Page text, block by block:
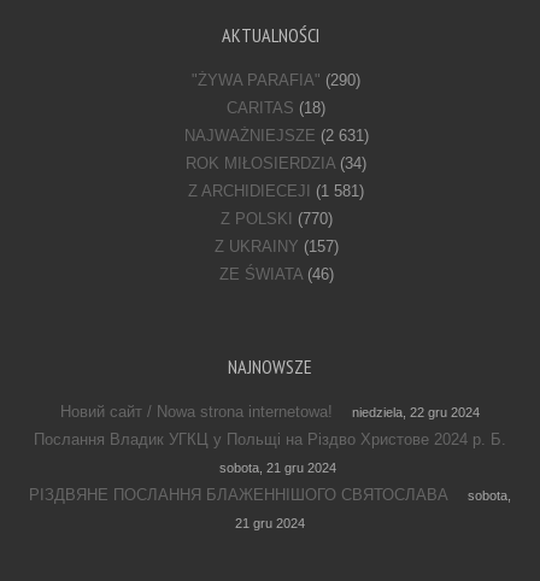
AKTUALNOŚCI
"ŻYWA PARAFIA" (290)
CARITAS (18)
NAJWAŻNIEJSZE (2 631)
ROK MIŁOSIERDZIA (34)
Z ARCHIDIECEJI
(1 581)
Z POLSKI
(770)
Z UKRAINY (157)
ZE ŚWIATA(46)
NAJNOWSZE
Новий сайт / Nowa strona internetowa! niedziela, 22 gru 2024
Послання Владик УГКЦ у Польщі на Різдво Христове 2024 р. Б.
sobota, 21 gru 2024
РІЗДВЯНЕ ПОСЛАННЯ БЛАЖЕННІШОГО СВЯТОСЛАВА
sobota,
21 gru 2024